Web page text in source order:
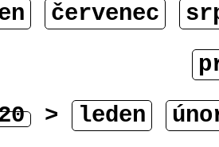
červenec
> leden